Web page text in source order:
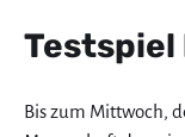
Testspiel
Bis zum Mittwoch,